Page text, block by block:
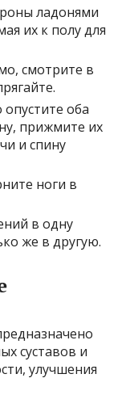
ладонями
их к полу для
смотрите в
оба
прижмите их
и спину
ноги в
в одну
же в другую.
суставов и
улучшения